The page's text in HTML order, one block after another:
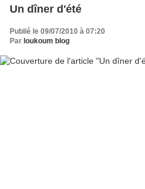
Un dîner d'été
Publié le 09/07/2010 à 07:20
Par loukoum blog